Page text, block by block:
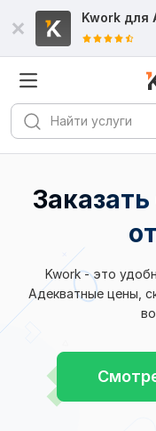
Kwork для
Kwork - это
Адекватные цены,